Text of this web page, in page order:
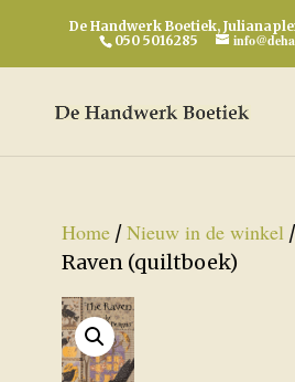
De Handwerk Boetiek,
050 5016285
Home/Nieuw in de winkel/
Raven (quiltboek)